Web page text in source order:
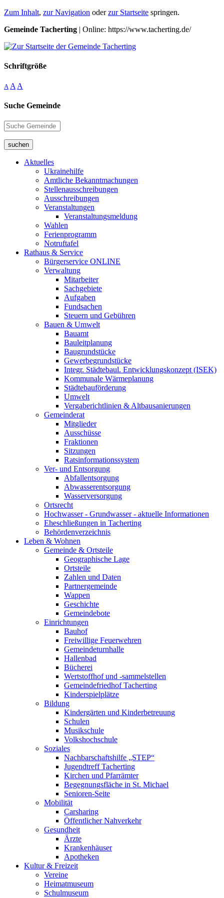
Zum Inhalt, zur Navigation oderzur Startseite springen.
Gemeinde Tacherting | Online: https://www.tacherting.de/
Schriftgröße
A A A
Suche Gemeinde
suchen
Aktuelles
Ukrainehilfe
Amtliche Bekanntmachungen
Stellenausschreibungen
Ausschreibungen
Veranstaltungen
Veranstaltungsmeldung
Wahlen
Ferienprogramm
Notruftafel
Rathaus & Service
Bürgerservice ONLINE
Verwaltung
Mitarbeiter
Sachgebiete
Aufgaben
Fundsachen
Steuern und Gebühren
Bauen & Umwelt
Bauamt
Bauleitplanung
Baugrundstücke
Gewerbegrundstücke
Integr. Städtebaul. Entwicklungskonzept (ISEK)
Kommunale Wärmeplanung
Städtebauförderung
Umwelt
Vergaberichtlinien & Altbausanierungen
Gemeinderat
Mitglieder
Ausschüsse
Fraktionen
Sitzungen
Ratsinformationssystem
Ver- und Entsorgung
Abfallentsorgung
Abwasserentsorgung
Wasserversorgung
Ortsrecht
Hochwasser - Grundwasser - aktuelle Informationen
Eheschließungen in Tacherting
Behördenverzeichnis
Leben & Wohnen
Gemeinde & Ortsteile
Geographische Lage
Ortsteile
Zahlen und Daten
Partnergemeinde
Wappen
Geschichte
Gemeindebote
Einrichtungen
Bauhof
Freiwillige Feuerwehren
Gemeindeturnhalle
Hallenbad
Bücherei
Wertstoffhof und -sammelstellen
Gemeindefriedhof Tacherting
Kinderspielplätze
Bildung
Kindergärten und Kinderbetreuung
Schulen
Musikschule
Volkshochschule
Soziales
Nachbarschaftshilfe „STEP“
Jugendtreff Tacherting
Kirchen und Pfarrämter
Begegnungsfläche in St. Michael
Senioren-Seite
Mobilität
Carsharing
Öffentlicher Nahverkehr
Gesundheit
Ärzte
Krankenhäuser
Apotheken
Kultur & Freizeit
Vereine
Heimatmuseum
Schulmuseum